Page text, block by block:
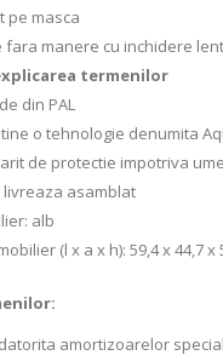
pe masca
manere cu inchidere
termenilor
din PAL
o tehnologie denumita
de protectie impotriva
asamblat
alb
(l x a x h): 59,4 x 44,7 x
amortizoarelor